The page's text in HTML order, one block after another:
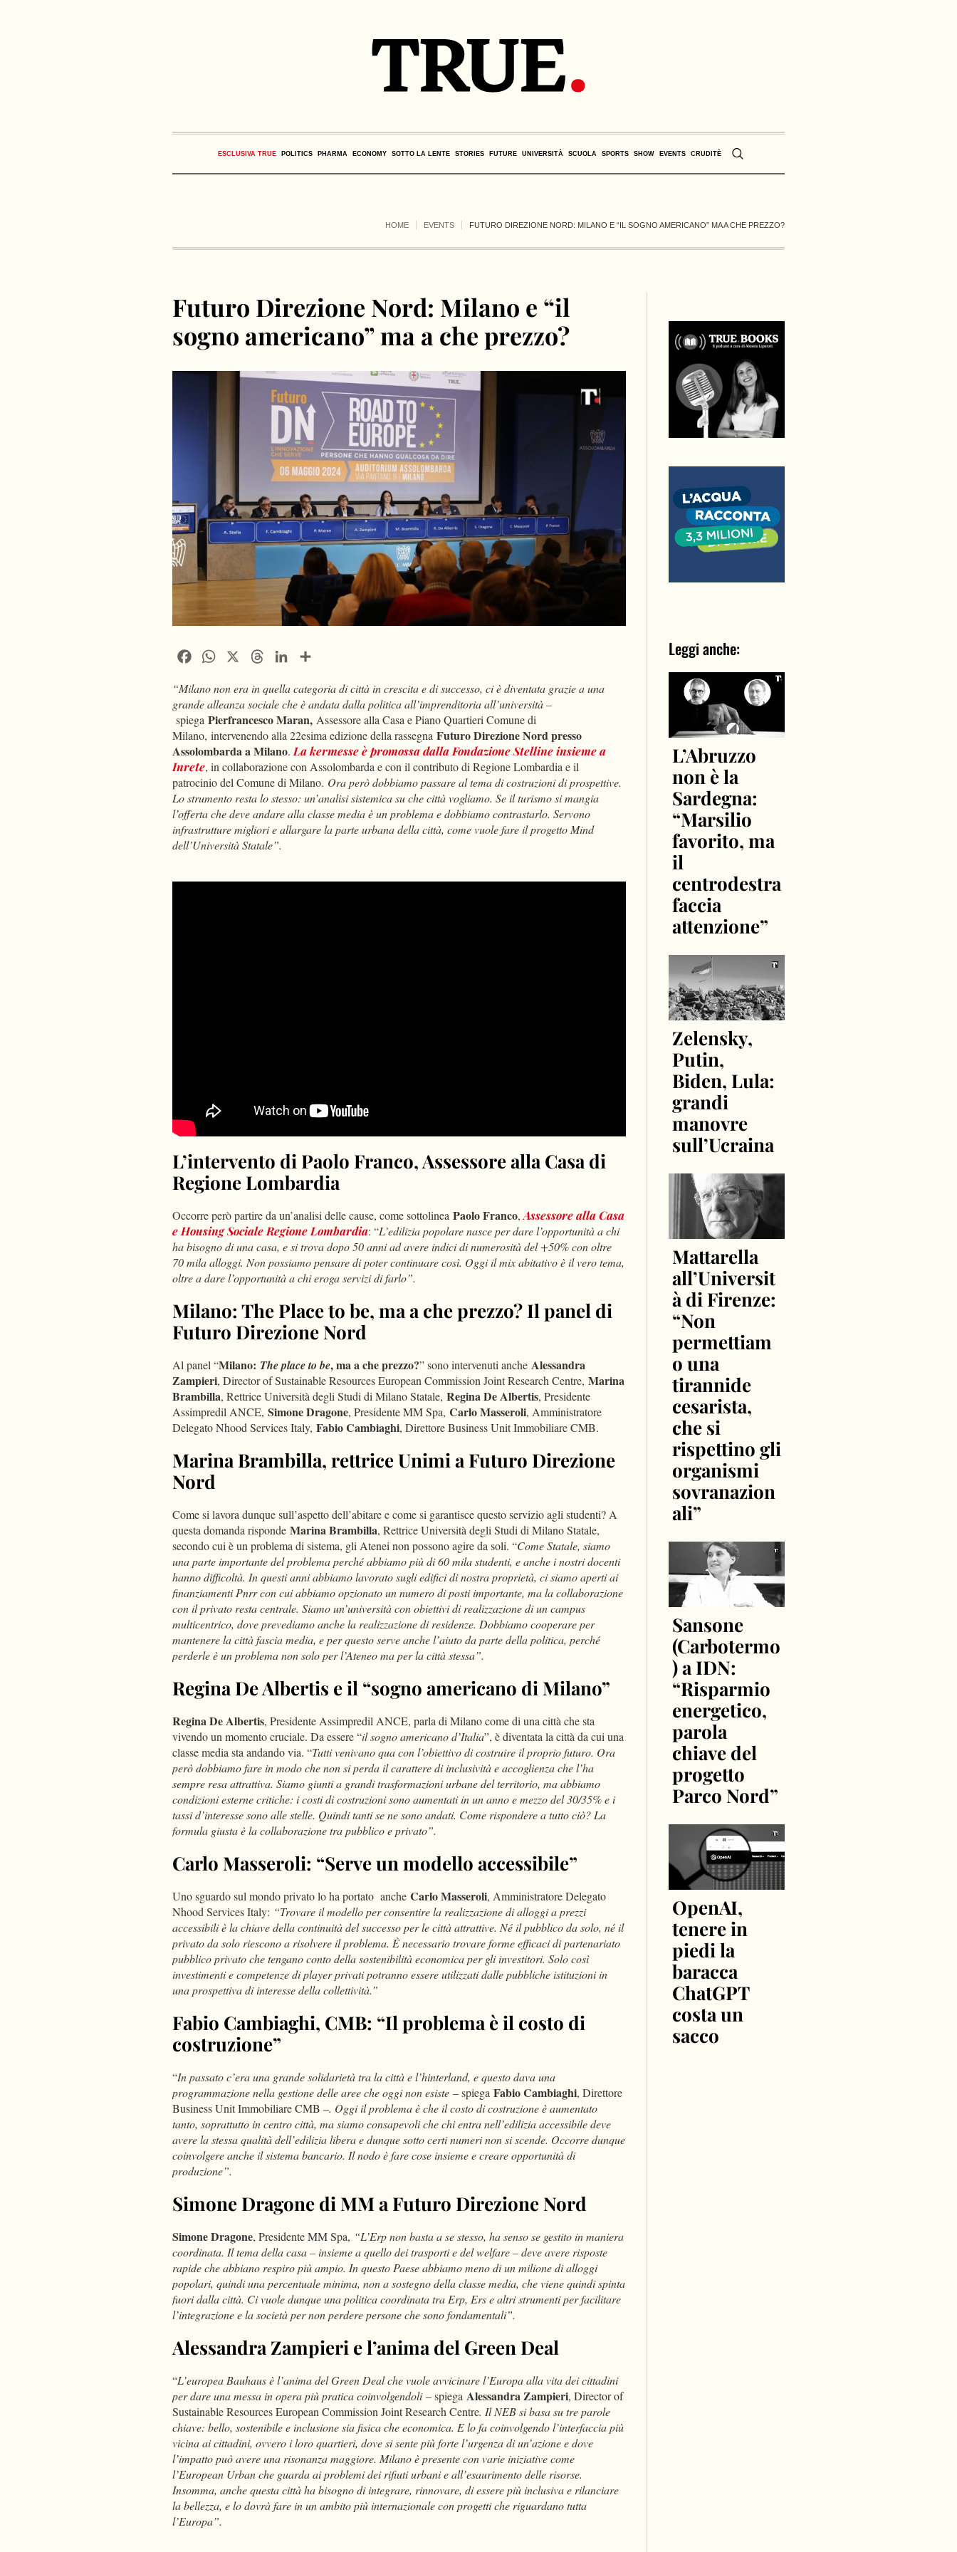
ESCLUSIVA TRUE POLITICS PHARMA ECONOMY SOTTO LA LENTE STORIES FUTURE UNIVERSITÀ SCUOLA SPORTS SHOW EVENTS CRUDITÈ
HOME EVENTS FUTURO DIREZIONE NORD: MILANO E “IL SOGNO AMERICANO” MA A CHE PREZZO?
Futuro Direzione Nord: Milano e “il
sogno americano” ma a che prezzo?
FacebookWhatsApp ThreadsLinkedIn
“Milano non era in quella categoria di città in crescita e di successo, ci è diventata grazie a una
grande alleanza sociale che è andata dalla politica all’imprenditoria all’università –
spiega Pierfrancesco Maran, Assessore alla Casa e Piano Quartieri Comune di
Milano, intervenendo alla 22esima edizione della rassegna Futuro Direzione Nord presso
Assolombarda a Milano.La kermesse è promossa dalla Fondazione Stelline insieme a
Inrete, in collaborazione con Assolombarda e con il contributo di Regione Lombardia e il
patrocinio del Comune di Milano. Ora però dobbiamo passare al tema di costruzioni di prospettive.
Lo strumento resta lo stesso: un’analisi sistemica su che città vogliamo. Se il turismo si mangia
l’offerta che deve andare alla classe media è un problema e dobbiamo contrastarlo. Servono
infrastrutture migliori e allargare la parte urbana della città, come vuole fare il progetto Mind
dell’Università Statale”.
L’intervento di Paolo Franco, Assessore alla Casa di
Regione Lombardia
Occorre però partire da un’analisi delle cause, come sottolinea Paolo Franco,Assessore alla Casa
e Housing Sociale Regione Lombardia: “L’edilizia popolare nasce per dare l’opportunità a chi
ha bisogno di una casa, e si trova dopo 50 anni ad avere indici di numerosità del +50% con oltre
70 mila alloggi. Non possiamo pensare di poter continuare così. Oggi il mix abitativo è il vero tema,
oltre a dare l’opportunità a chi eroga servizi di farlo”.
Milano: The Place to be, ma a che prezzo? Il panel di
Futuro Direzione Nord
Al panel “Milano: The place to be, ma a che prezzo?” sono intervenuti anche Alessandra
Zampieri, Director of Sustainable Resources European Commission Joint Research Centre, Marina
Brambilla, Rettrice Università degli Studi di Milano Statale, Regina De Albertis, Presidente
Assimpredil ANCE, Simone Dragone, Presidente MM Spa, Carlo Masseroli, Amministratore
Delegato Nhood Services Italy, Fabio Cambiaghi, Direttore Business Unit Immobiliare CMB.
Marina Brambilla, rettrice Unimi a Futuro Direzione
Nord
Come si lavora dunque sull’aspetto dell’abitare e come si garantisce questo servizio agli studenti? A
questa domanda risponde Marina Brambilla, Rettrice Università degli Studi di Milano Statale,
secondo cui è un problema di sistema, gli Atenei non possono agire da soli. “Come Statale, siamo
una parte importante del problema perché abbiamo più di 60 mila studenti, e anche i nostri docenti
hanno difficoltà. In questi anni abbiamo lavorato sugli edifici di nostra proprietà, ci siamo aperti ai
finanziamenti Pnrr con cui abbiamo opzionato un numero di posti importante, ma la collaborazione
con il privato resta centrale. Siamo un’università con obiettivi di realizzazione di un campus
multicentrico, dove prevediamo anche la realizzazione di residenze. Dobbiamo cooperare per
mantenere la città fascia media, e per questo serve anche l’aiuto da parte della politica, perché
perderle è un problema non solo per l’Ateneo ma per la città stessa”.
Regina De Albertis e il “sogno americano di Milano”
Regina De Albertis, Presidente Assimpredil ANCE, parla di Milano come di una città che sta
vivendo un momento cruciale. Da essere “il sogno americano d’Italia”, è diventata la città da cui una
classe media sta andando via. “Tutti venivano qua con l’obiettivo di costruire il proprio futuro. Ora
però dobbiamo fare in modo che non si perda il carattere di inclusività e accoglienza che l’ha
sempre resa attrattiva. Siamo giunti a grandi trasformazioni urbane del territorio, ma abbiamo
condizioni esterne critiche: i costi di costruzioni sono aumentati in un anno e mezzo del 30/35% e i
tassi d’interesse sono alle stelle. Quindi tanti se ne sono andati. Come rispondere a tutto ciò? La
formula giusta è la collaborazione tra pubblico e privato”.
Carlo Masseroli: “Serve un modello accessibile”
Uno sguardo sul mondo privato lo ha portato anche Carlo Masseroli, Amministratore Delegato
Nhood Services Italy: “Trovare il modello per consentire la realizzazione di alloggi a prezzi
accessibili è la chiave della continuità del successo per le città attrattive. Né il pubblico da solo, né il
privato da solo riescono a risolvere il problema. È necessario trovare forme efficaci di partenariato
pubblico privato che tengano conto della sostenibilità economica per gli investitori. Solo così
investimenti e competenze di player privati potranno essere utilizzati dalle pubbliche istituzioni in
una prospettiva di interesse della collettività.”
Fabio Cambiaghi, CMB: “Il problema è il costo di
costruzione”
“In passato c’era una grande solidarietà tra la città e l’hinterland, e questo dava una
programmazione nella gestione delle aree che oggi non esiste – spiega Fabio Cambiaghi, Direttore
Business Unit Immobiliare CMB –. Oggi il problema è che il costo di costruzione è aumentato
tanto, soprattutto in centro città, ma siamo consapevoli che chi entra nell’edilizia accessibile deve
avere la stessa qualità dell’edilizia libera e dunque sotto certi numeri non si scende. Occorre dunque
coinvolgere anche il sistema bancario. Il nodo è fare cose insieme e creare opportunità di
produzione”.
Simone Dragone di MM a Futuro Direzione Nord
Simone Dragone, Presidente MM Spa, “L’Erp non basta a se stesso, ha senso se gestito in maniera
coordinata. Il tema della casa – insieme a quello dei trasporti e del welfare – deve avere risposte
rapide che abbiano respiro più ampio. In questo Paese abbiamo meno di un milione di alloggi
popolari, quindi una percentuale minima, non a sostegno della classe media, che viene quindi spinta
fuori dalla città. Ci vuole dunque una politica coordinata tra Erp, Ers e altri strumenti per facilitare
l’integrazione e la società per non perdere persone che sono fondamentali”.
Alessandra Zampieri e l’anima del Green Deal
“L’europea Bauhaus è l’anima del Green Deal che vuole avvicinare l’Europa alla vita dei cittadini
per dare una messa in opera più pratica coinvolgendoli– spiega Alessandra Zampieri, Director of
Sustainable Resources European Commission Joint Research Centre. Il NEB si basa su tre parole
chiave: bello, sostenibile e inclusione sia fisica che economica. E lo fa coinvolgendo l’interfaccia più
vicina ai cittadini, ovvero i loro quartieri, dove si sente più forte l’urgenza di un’azione e dove
l’impatto può avere una risonanza maggiore. Milano è presente con varie iniziative come
l’European Urban che guarda ai problemi dei rifiuti urbani e all’esaurimento delle risorse.
Insomma, anche questa città ha bisogno di integrare, rinnovare, di essere più inclusiva e rilanciare
la bellezza, e lo dovrà fare in un ambito più internazionale con progetti che riguardano tutta
l’Europa”.
Leggi anche:
L’Abruzzo
non è la
Sardegna:
“Marsilio
favorito, ma
il
centrodestra
faccia
attenzione”
Zelensky,
Putin,
Biden, Lula:
grandi
manovre
sull’Ucraina
Mattarella
all’Universit
à di Firenze:
“Non
permettiam
o una
tirannide
cesarista,
che si
rispettino gli
organismi
sovranazion
ali”
Sansone
(Carbotermo
) a IDN:
“Risparmio
energetico,
parola
chiave del
progetto
Parco Nord”
OpenAI,
tenere in
piedi la
baracca
ChatGPT
costa un
sacco